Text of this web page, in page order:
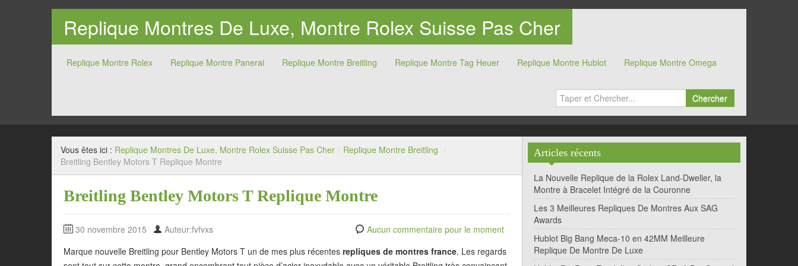
Replique Montres De Luxe, Montre Rolex Suisse Pas Cher
Replique Montre Rolex Replique Montre Panerai Replique Montre Breitling Replique Montre Tag Heuer Replique Montre Hublot Replique Montre Omega
Chercher
Vous êtes ici : Replique Montres De Luxe, Montre Rolex Suisse Pas Cher / Replique Montre Breitling /
Breitling Bentley Motors T Replique Montre
Breitling Bentley Motors T Replique Montre
30 novembre 2015 Auteur:fvfvxs
Aucun commentaire pour le moment
Marque nouvelle Breitling pour Bentley Motors T un de mes plus récentes repliques de montres france. Les regards
Articles récents
La Nouvelle Replique de la Rolex Land-Dweller, la
Montre à Bracelet Intégré de la Couronne
Les 3 Meilleures Repliques De Montres Aux SAG
Awards
Hublot Big Bang Meca-10 en 42MM Meilleure
Replique De Montre De Luxe